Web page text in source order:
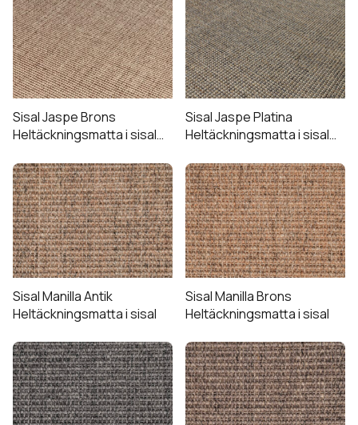
Sisal Jaspe Brons
Heltäckningsmatta i sisal
Sisal Jaspe Platina
Heltäckningsmatta i sisal
Sisal Manilla Antik
Heltäckningsmatta i sisal
Sisal Manilla Brons
Heltäckningsmatta i sisal